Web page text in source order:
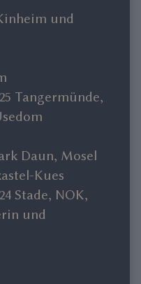
und
Tangermünde,
Daun, Mosel
Kues
Stade, NOK,
und